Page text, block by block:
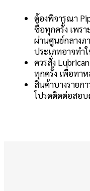
ต้องพิจารณา
ซื้อทุกครั้ง เพร
ผ่านศูนย์กลางภ
ประเภทอาจทำ
ควรสั่ง
ทุกครั้ง เพื่อทา
สินค้าบางรายก
โปรดติดต่อสอ